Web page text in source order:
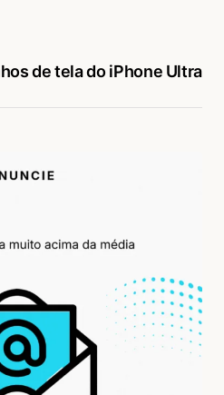
de tela do iPhone Ultra